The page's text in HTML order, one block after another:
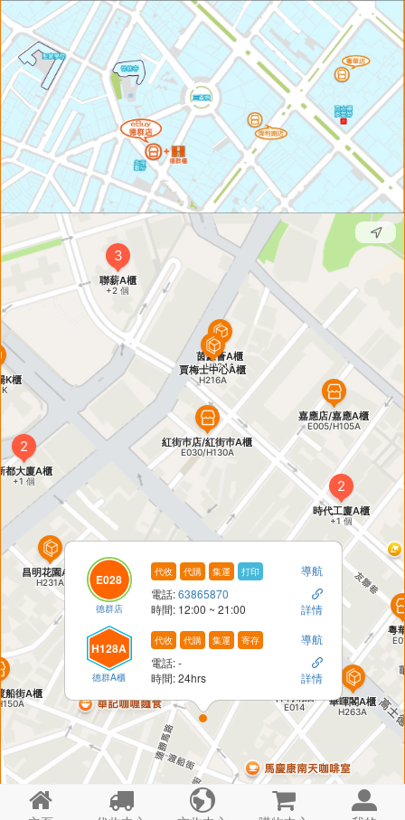
    
E028
德群店
代收 代購 集運 打印
導航
電話:63865870 
時間: 12:00 ~ 21:00 詳情
H128A
德群A櫃
代收 代購 集運 寄存
導航
電話: -

時間: 24hrs 詳情